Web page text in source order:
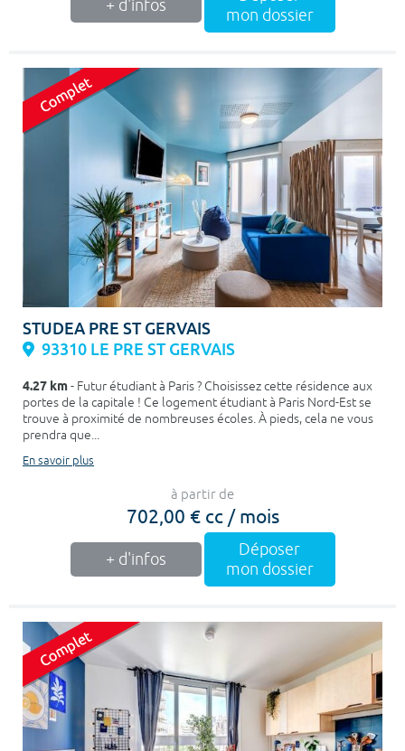
+ d'infos
mon dossier
STUDEA PRE ST GERVAIS
93310 LE PRE ST GERVAIS
4.27 km- Futur étudiant à Paris ? Choisissez cette résidence aux
portes de la capitale ! Ce logement étudiant à Paris Nord-Est se
trouve à proximité de nombreuses écoles. À pieds, cela ne vous
prendra que...
En savoir plus
à partir de
702,00 € cc / mois
+ d'infos
Déposer
mon dossier